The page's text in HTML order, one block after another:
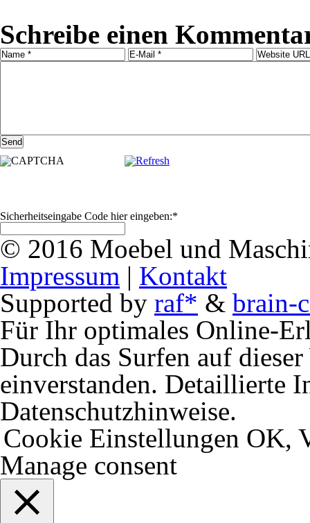
Schreibe einen
Sicherheitseingabe Code hier eingeben:*
© 2016 Moebel und
Impressum | Kontakt
Supported by raf* & brain-
Für Ihr optimales Online-
Durch das Surfen auf
einverstanden. Detaillierte
Datenschutzhinweise.
Cookie Einstellungen OK,
Manage consent